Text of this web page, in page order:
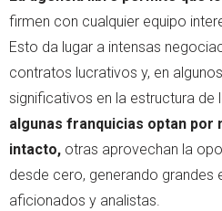
firmen con cualquier equipo
Esto da lugar a intensas
contratos lucrativos y, en
significativos en la estructura de
algunas franquicias optan por
intacto, otras aprovechan la
desde cero, generando grandes
aficionados y analistas.